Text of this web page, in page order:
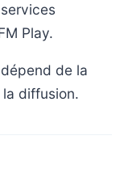
Play.
de la
diffusion.